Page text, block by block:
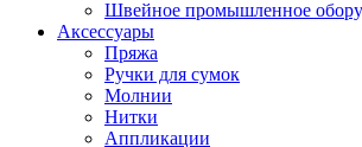
Швейное промышленное
Аксессуары
Пряжа
Ручки для сумок
Молнии
Нитки
Аппликации